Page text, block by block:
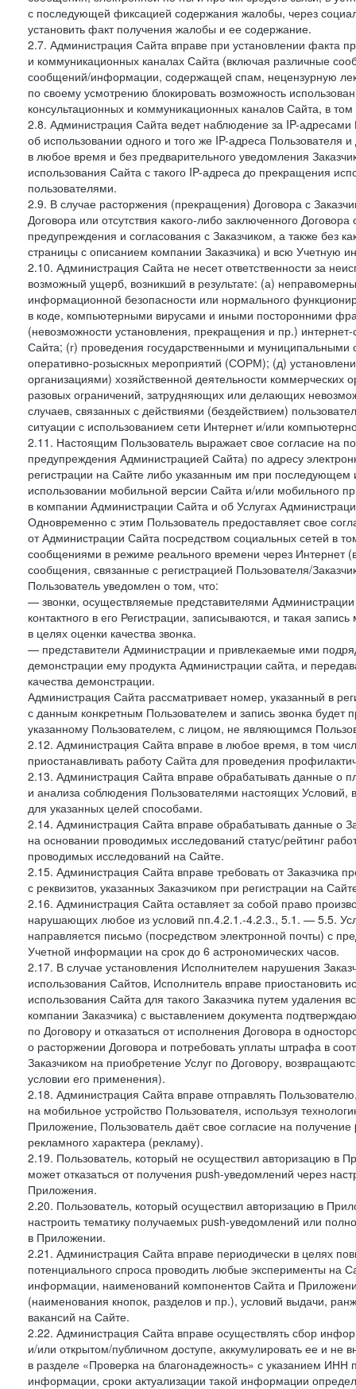
с последующей фиксацией содержания жалобы, через
установить факт получения жалобы и ее содержание.
2.7. Администрация Сайта вправе при установлении факта
и коммуникационных каналах Сайта (включая различные
сообщений/информации, содержащей спам, нецензурную
по своему усмотрению блокировать возможность
консультационных и коммуникационных каналов Сайта, в
2.8. Администрация Сайта ведет наблюдение за IP-
об использовании одного и того же IP-адреса Пользователя
в любое время и без предварительного уведомления
использования Сайта с такого IP-адреса до прекращения
пользователями.
2.9. В случае расторжения (прекращения) Договора с
Договора или отсутствия какого-либо заключенного
предупреждения и согласования с Заказчиком, а также без
страницы с описанием компании Заказчика) и всю Учетную
2.10. Администрация Сайта не несет ответственности за
возможный ущерб, возникший в результате: (а)
информационной безопасности или нормального
в коде, компьютерными вирусами и иными посторонними
(невозможности установления, прекращения и пр.)
Сайта; (г) проведения государственными и
оперативно-розыскных мероприятий (СОРМ); (д)
организациями) хозяйственной деятельности коммерческих
разовых ограничений, затрудняющих или делающих
случаев, связанных с действиями (бездействием)
ситуации с использованием сети Интернет и/или
2.11. Настоящим Пользователь выражает свое согласие на
предупреждения Администрацией Сайта) по адресу
регистрации на Сайте либо указанным им при
использовании мобильной версии Сайта и/или мобильного
в компании Администрации Сайта и об Услугах
Одновременно с этим Пользователь предоставляет свое
от Администрации Сайта посредством социальных сетей в
сообщениями в режиме реального времени через Интернет
сообщения, связанные с регистрацией Пользователя/
Пользователь уведомлен о том, что:
— звонки, осуществляемые представителями
контактного в его Регистрации, записываются, и такая
в целях оценки качества звонка.
— представители Администрации и привлекаемые ими
демонстрации ему продукта Администрации сайта, и
качества демонстрации.
Администрация Сайта рассматривает номер, указанный в
с данным конкретным Пользователем и запись звонка будет
указанному Пользователем, с лицом, не являющимся
2.12. Администрация Сайта вправе в любое время, в том
приостанавливать работу Сайта для проведения
2.13. Администрация Сайта вправе обрабатывать данные о
и анализа соблюдения Пользователями настоящих
для указанных целей способами.
2.14. Администрация Сайта вправе обрабатывать данные о
на основании проводимых исследований статус/рейтинг
проводимых исследований на Сайте.
2.15. Администрация Сайта вправе требовать от Заказчика
с реквизитов, указанных Заказчиком при регистрации на
2.16. Администрация Сайта оставляет за собой право
нарушающих любое из условий пп.4.2.1.-4.2.3., 5.1. — 5.5.
направляется письмо (посредством электронной почты) с
Учетной информации на срок до 6 астрономических часов.
2.17. В случае установления Исполнителем нарушения
использования Сайтов, Исполнитель вправе приостановить
использования Сайта для такого Заказчика путем
компании Заказчика) с выставлением документа
по Договору и отказаться от исполнения Договора в
о расторжении Договора и потребовать уплаты штрафа в
Заказчиком на приобретение Услуг по Договору,
условии его применения).
2.18. Администрация Сайта вправе отправлять
на мобильное устройство Пользователя, используя
Приложение, Пользователь даёт свое согласие на
рекламного характера (рекламу).
2.19. Пользователь, который не осуществил авторизацию в
может отказаться от получения push-уведомлений через
Приложения.
2.20. Пользователь, который осуществил авторизацию в
настроить тематику получаемых push-уведомлений или
в Приложении.
2.21. Администрация Сайта вправе периодически в целях
потенциального спроса проводить любые эксперименты на
информации, наименований компонентов Сайта и
(наименования кнопок, разделов и пр.), условий выдачи,
вакансий на Сайте.
2.22. Администрация Сайта вправе осуществлять сбор
и/или открытом/публичном доступе, аккумулировать ее и не
в разделе «Проверка на благонадежность» с указанием
информации, сроки актуализации такой информации